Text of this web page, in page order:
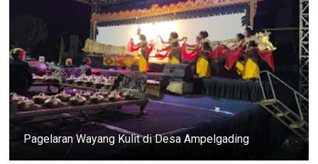
Pagelaran Wayang Kulit di Desa Ampelgading